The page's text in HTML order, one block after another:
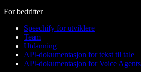
For bedrifter
Speechify for utviklere
Team
Utdanning
API-dokumentasjon for tekst til tale
API-dokumentasjon for Voice Agents